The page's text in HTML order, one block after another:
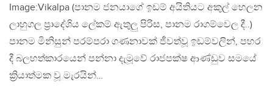
Image:Vikalpa (පානම ජනයාගේ ඉඩම් අයිතියට අකුල් හෙලන
ලාහුගල ප්‍රාදේශිය ලේකම් ඇතුලු පිරිස, පානම රාගම්වෙල දී..)
පානම මිනිසුන් පරම්පරා ගණනාවක් ජීවත්වූ ඉඩම්වලින්, පහර
දී බලහත්කාරයෙන් පන්නා දැමූවේ රාජපක්ෂ ආණ්ඩුව සමයේ
ක්‍රියාත්මක වූ මැරයින්…